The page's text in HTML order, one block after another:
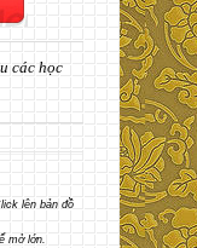
các học
lên bản đồ
mở lớn.